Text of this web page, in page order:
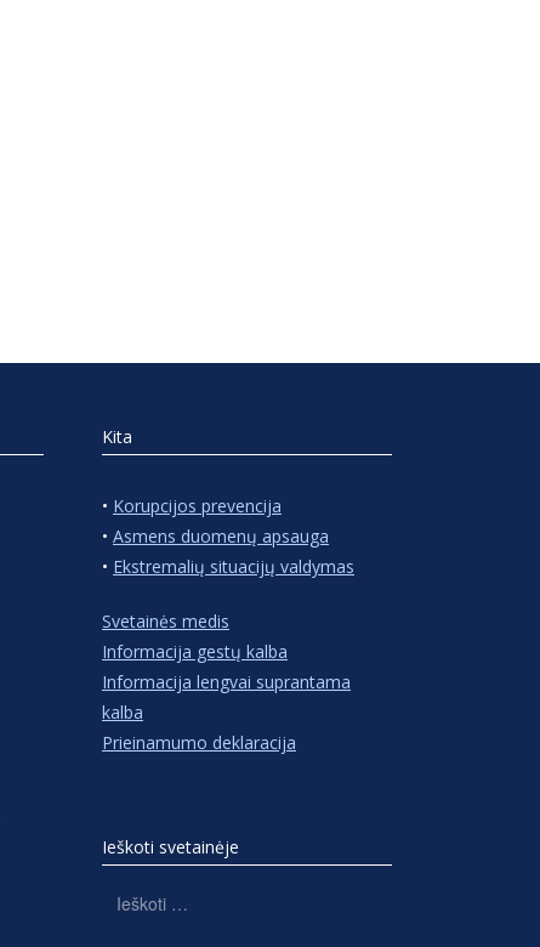
Kita
• Korupcijos prevencija
• Asmens duomenų apsauga
• Ekstremalių situacijų valdymas
Svetainės medis
Informacija gestų kalba
Informacija lengvai suprantama
kalba
Prieinamumo deklaracija
Ieškoti svetainėje